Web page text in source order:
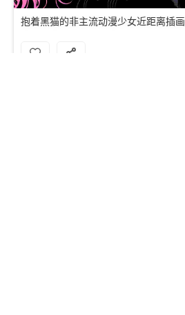
抱着黑猫的非主流动漫少女近距离插画